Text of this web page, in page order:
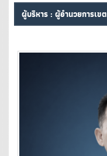
ผู้บริหาร : ผู้อำนวยการเขต